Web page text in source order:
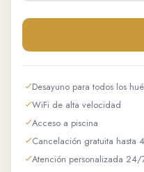
Desayuno para todos los
WiFi de alta velocidad
Acceso a piscina
Cancelación gratuita hasta
Atención personalizada 24/